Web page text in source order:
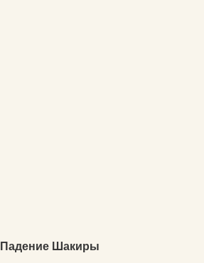
Падение Шакиры